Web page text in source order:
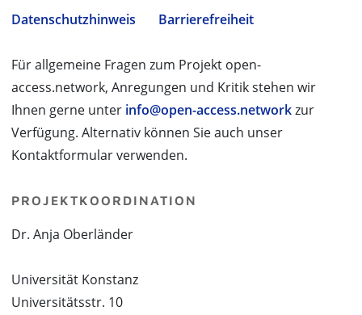
Datenschutzhinweis
Barrierefreiheit
Für allgemeine Fragen zum Projekt open-
access.network, Anregungen und Kritik stehen wir
Ihnen gerne unter info@open-access.networkzur
Verfügung. Alternativ können Sie auch unser
Kontaktformular verwenden.
PROJEKTKOORDINATION
Dr. Anja Oberländer
Universität Konstanz
Universitätsstr. 10